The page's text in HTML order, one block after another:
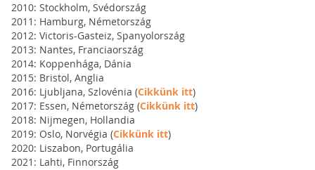
2010: Stockholm, Svédország
2011: Hamburg, Németország
2012: Victoris-Gasteiz, Spanyolország
2013: Nantes, Franciaország
2014: Koppenhága, Dánia
2015: Bristol, Anglia
2016: Ljubljana, Szlovénia (Cikkünk itt)
2017: Essen, Németország (Cikkünk itt)
2018: Nijmegen, Hollandia
2019: Oslo, Norvégia (Cikkünk itt)
2020: Liszabon, Portugália
2021: Lahti, Finnország